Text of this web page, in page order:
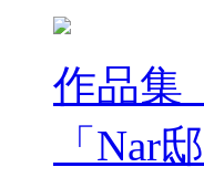
作品集
「Nar